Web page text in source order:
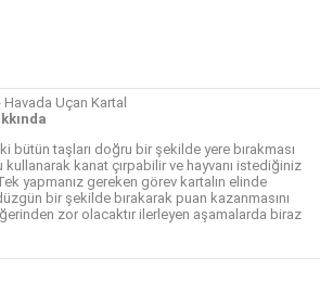
Havada Uçan Kartal
bütün taşları doğru bir şekilde yere bırakması
kanat çırpabilir ve hayvanı istediğiniz
yapmanız gereken görev kartalın elinde
bir şekilde bırakarak puan kazanmasını
zor olacaktır ilerleyen aşamalarda biraz